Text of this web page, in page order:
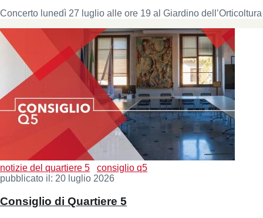
Concerto lunedì 27 luglio alle ore 19 al Giardino dell’Orticoltura
notizie del quartiere 5
consiglio q5
pubblicato il: 20 luglio 2026
Consiglio di Quartiere 5